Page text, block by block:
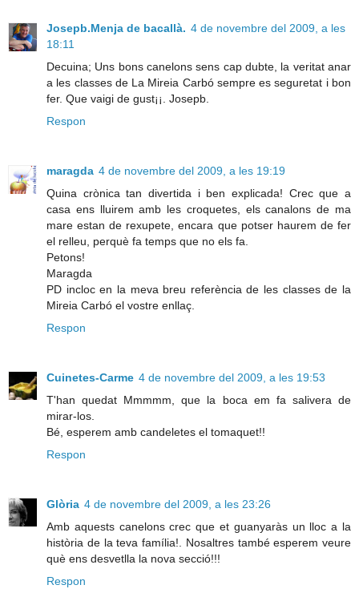
Josepb.Menja de bacallà. 4 de novembre del 2009, a les
18:11
Decuina; Uns bons canelons sens cap dubte, la veritat anar
a les classes de La Mireia Carbó sempre es seguretat i bon
fer. Que vaigi de gust¡¡. Josepb.
Respon
maragda 4 de novembre del 2009, a les 19:19
Quina crònica tan divertida i ben explicada! Crec que a
casa ens lluirem amb les croquetes, els canalons de ma
mare estan de rexupete, encara que potser haurem de fer
el relleu, perquè fa temps que no els fa.
Petons!
Maragda
PD incloc en la meva breu referència de les classes de la
Mireia Carbó el vostre enllaç.
Respon
Cuinetes-Carme 4 de novembre del 2009, a les 19:53
T'han quedat Mmmmm, que la boca em fa salivera de
mirar-los.
Bé, esperem amb candeletes el tomaquet!!
Respon
Glòria 4 de novembre del 2009, a les 23:26
Amb aquests canelons crec que et guanyaràs un lloc a la
història de la teva família!. Nosaltres també esperem veure
què ens desvetlla la nova secció!!!
Respon